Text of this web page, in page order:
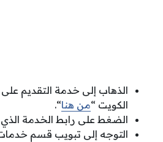
الذهاب إلى خدمة التقديم
الكويت “من هنا“.
الضغط على رابط الخدمة
التوجه إلى تبويب قسم